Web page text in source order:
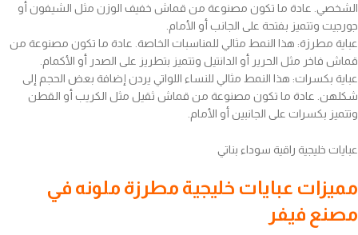
الشخصي. عادة ما تكون مصنوعة من قماش خفيف الوزن مثل الشيفون أو
جورجيت وتتميز بفتحة على الجانب أو الأمام.
عباية مطرزة: هذا النمط مثالي للمناسبات الخاصة. عادة ما تكون مصنوعة من
قماش فاخر مثل الحرير أو الدانتيل وتتميز بتطريز على الصدر أو الأكمام.
عباية بكسرات: هذا النمط مثالي للنساء اللواتي يردن إضافة بعض الحجم إلى
شكلهن. عادة ما تكون مصنوعة من قماش ثقيل مثل الكريب أو القطن
وتتميز بكسرات على الجانبين أو الأمام.
عبايات خليجية راقية سوداء بناتي
مميزات عبايات خليجية مطرزة ملونه في
مصنع فيفر